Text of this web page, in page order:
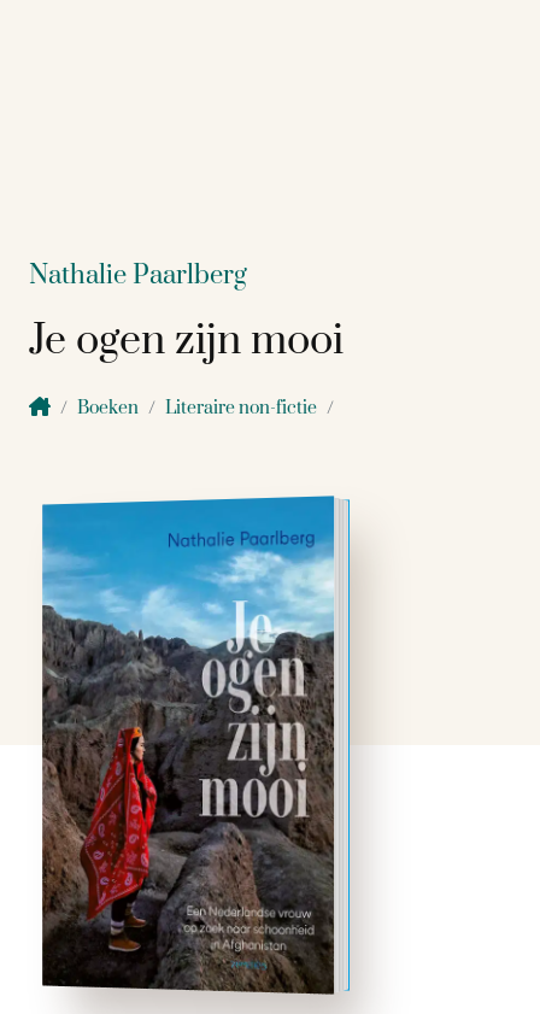
Nathalie Paarlberg
Je ogen zijn mooi
Boeken Literaire non-fictie